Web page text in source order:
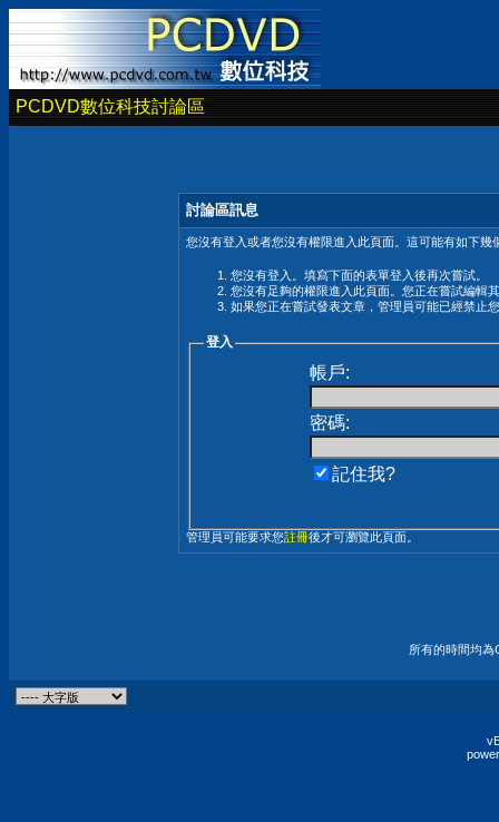
PCDVD數位科技討論區
討論區訊息
您沒有登入或者您沒有權限進入此頁面。這可能有如下幾
您沒有登入。填寫下面的表單登入後再次嘗試。
您沒有足夠的權限進入此頁面。您正在嘗試編輯
如果您正在嘗試發表文章，管理員可能已經禁止
登入
帳戶:
密碼:
記住我?
管理員可能要求您註冊後才可瀏覽此頁面。
所有的時間均為